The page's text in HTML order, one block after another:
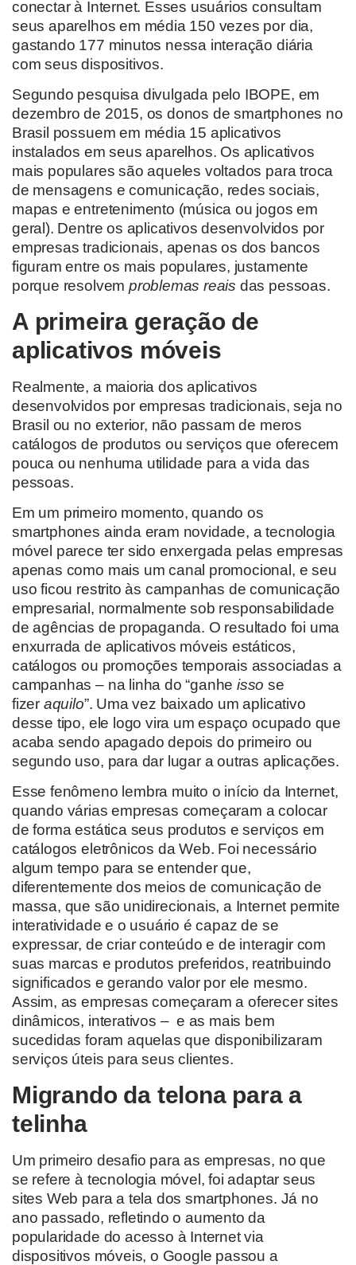
conectar à Internet. Esses usuários consultam
seus aparelhos em média 150 vezes por dia,
gastando 177 minutos nessa interação diária
com seus dispositivos.
Segundo pesquisa divulgada pelo IBOPE, em
dezembro de 2015, os donos de smartphones no
Brasil possuem em média 15 aplicativos
instalados em seus aparelhos. Os aplicativos
mais populares são aqueles voltados para troca
de mensagens e comunicação, redes sociais,
mapas e entretenimento (música ou jogos em
geral). Dentre os aplicativos desenvolvidos por
empresas tradicionais, apenas os dos bancos
figuram entre os mais populares, justamente
porque resolvem problemas reais das pessoas.
A primeira geração de
aplicativos móveis
Realmente, a maioria dos aplicativos
desenvolvidos por empresas tradicionais, seja no
Brasil ou no exterior, não passam de meros
catálogos de produtos ou serviços que oferecem
pouca ou nenhuma utilidade para a vida das
pessoas.
Em um primeiro momento, quando os
smartphones ainda eram novidade, a tecnologia
móvel parece ter sido enxergada pelas empresas
apenas como mais um canal promocional, e seu
uso ficou restrito às campanhas de comunicação
empresarial, normalmente sob responsabilidade
de agências de propaganda. O resultado foi uma
enxurrada de aplicativos móveis estáticos,
catálogos ou promoções temporais associadas a
campanhas – na linha do “ganheisso se
fizer aquilo”. Uma vez baixado um aplicativo
desse tipo, ele logo vira um espaço ocupado que
acaba sendo apagado depois do primeiro ou
segundo uso, para dar lugar a outras aplicações.
Esse fenômeno lembra muito o início da Internet,
quando várias empresas começaram a colocar
de forma estática seus produtos e serviços em
catálogos eletrônicos da Web. Foi necessário
algum tempo para se entender que,
diferentemente dos meios de comunicação de
massa, que são unidirecionais, a Internet permite
interatividade e o usuário é capaz de se
expressar, de criar conteúdo e de interagir com
suas marcas e produtos preferidos, reatribuindo
significados e gerando valor por ele mesmo.
Assim, as empresas começaram a oferecer sites
dinâmicos, interativos – e as mais bem
sucedidas foram aquelas que disponibilizaram
serviços úteis para seus clientes.
Migrando da telona para a
telinha
Um primeiro desafio para as empresas, no que
se refere à tecnologia móvel, foi adaptar seus
sites Web para a tela dos smartphones. Já no
ano passado, refletindo o aumento da
popularidade do acesso à Internet via
dispositivos móveis, o Google passou a